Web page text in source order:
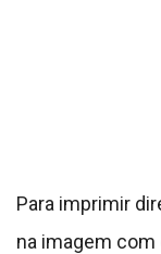
Para imprimir
na imagem